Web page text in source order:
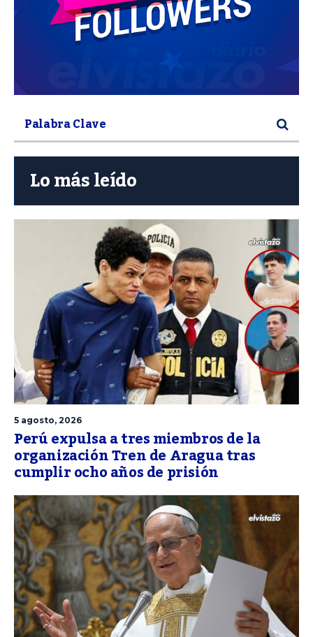
Lo más leído
5 agosto, 2026
Perú expulsa a tres miembros de la
organización Tren de Aragua tras
cumplir ocho años de prisión